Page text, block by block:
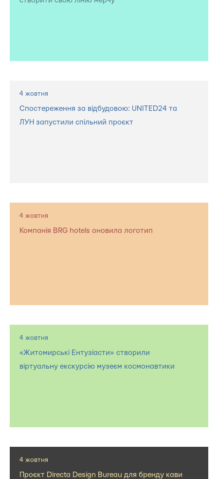
4 жовтня
Спостереження за відбудовою: UNITED24 та
ЛУН запустили спільний проєкт
4 жовтня
Компанія BRG hotels оновила логотип
4 жовтня
«Житомирські Ентузіасти» створили
віртуальну екскурсію музеєм космонавтики
4 жовтня
Проєкт Directa Design Bureau для бренду кави